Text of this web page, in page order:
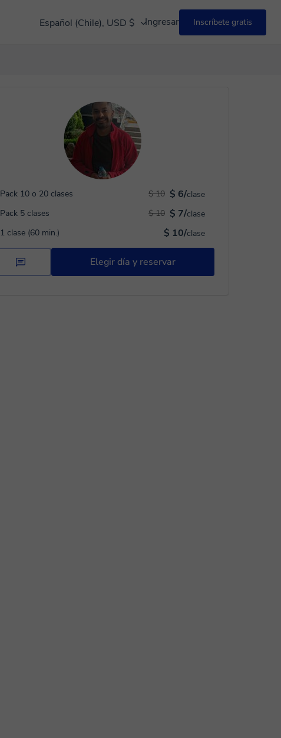
Español (Chile), USD $ Ingresar Inscríbete gratis
Pack 10 o 20 clases $ 6/clase
$ 10
Pack 5 clases
$ 7/clase
$ 10
1 clase (60 min.)
$ 10/clase
Elegir día y reservar